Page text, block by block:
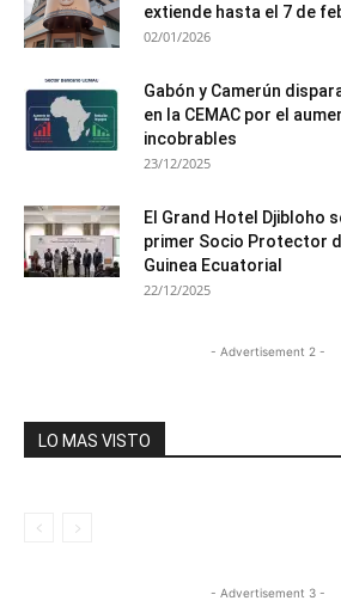
extiende hasta el 7 de
02/01/2026
Gabón y Camerún
en la CEMAC por el
incobrables
23/12/2025
El Grand Hotel Djibloho
primer Socio Protector
Guinea Ecuatorial
22/12/2025
- Advertisement 2 -
LO MAS VISTO
- Advertisement 3 -